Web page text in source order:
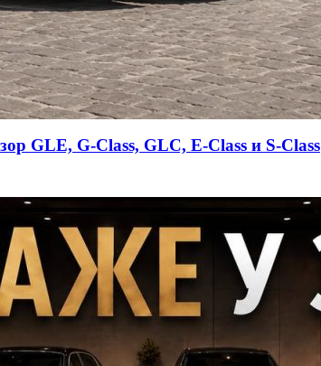
GLE, G-Class, GLC, E-Class и S-Class